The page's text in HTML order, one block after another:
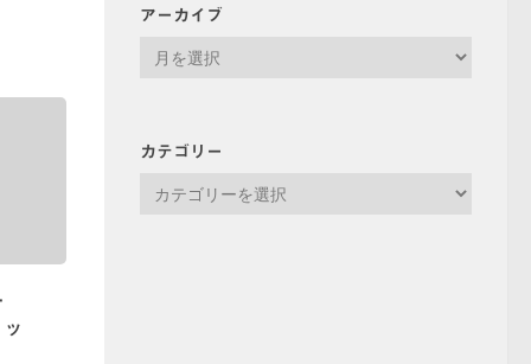
アーカイブ
ブ
カテゴリー